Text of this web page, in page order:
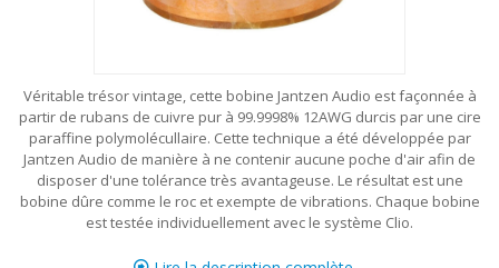
Véritable trésor vintage, cette bobine Jantzen Audio est façonnée à
partir de rubans de cuivre pur à 99.9998% 12AWG durcis par une cire
paraffine polymolécullaire. Cette technique a été développée par
Jantzen Audio de manière à ne contenir aucune poche d'air afin de
disposer d'une tolérance très avantageuse. Le résultat est une
bobine dûre comme le roc et exempte de vibrations. Chaque bobine
est testée individuellement avec le système Clio.